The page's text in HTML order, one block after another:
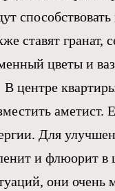
ставят гранат,
цветы и
квартиры
аметист.
Для
и флюорит в
они очень